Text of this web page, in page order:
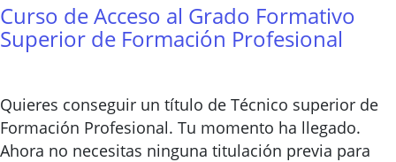
Curso de Acceso al Grado Formativo
Superior de Formación Profesional
Quieres conseguir un título de Técnico superior de
Formación Profesional. Tu momento ha llegado.
Ahora no necesitas ninguna titulación previa para